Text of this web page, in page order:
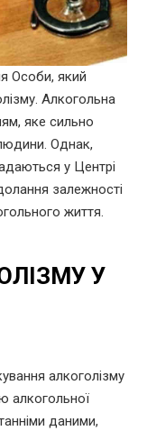
Особи, який
Алкогольна
яке сильно
Однак,
у Центрі
залежності
життя.
У
алкоголізму
алкогольної
даними,